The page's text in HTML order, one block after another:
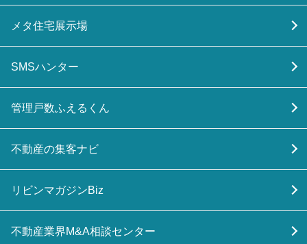
メタ住宅展示場
SMSハンター
管理戸数ふえるくん
不動産の集客ナビ
リビンマガジンBiz
不動産業界M&A相談センター